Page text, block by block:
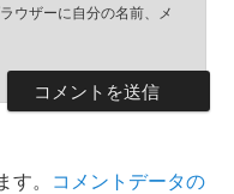
ウザーに自分の名前、メ
。 コメントデータの